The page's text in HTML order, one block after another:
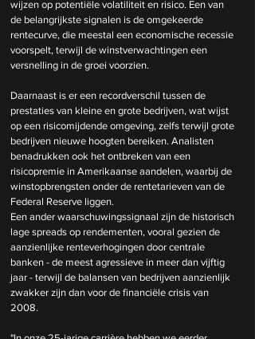
wijzen op potentiële volatiliteit en risico. Een van
de belangrijkste signalen is de omgekeerde
rentecurve, die meestal een economische recessie
voorspelt, terwijl de winstverwachtingen een
versnelling in de groei voorzien.
Daarnaast is er een recordverschil tussen de
prestaties van kleine en grote bedrijven, wat wijst
op een risicomijdende omgeving, zelfs terwijl grote
bedrijven nieuwe hoogten bereiken. Analisten
benadrukken ook het ontbreken van een
risicopremie in Amerikaanse aandelen, waarbij de
winstopbrengsten onder de rentetarieven van de
Federal Reserve liggen.
Een ander waarschuwingssignaal zijn de historisch
lage spreads op rendementen, vooral gezien de
aanzienlijke renteverhogingen door centrale
banken - de meest agressieve in meer dan vijftig
jaar - terwijl de balansen van bedrijven aanzienlijk
zwakker zijn dan voor de financiële crisis van
2008.